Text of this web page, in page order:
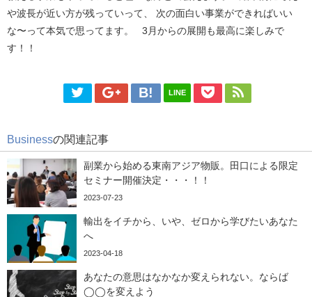
や波長が近い方が残っていって、 次の面白い事業ができればいい
な〜って本気で思ってます。 3月からの展開も最高に楽しみで
す！！
LINE
Businessの関連記事
副業から始める東南アジア物販。田口による限定
セミナー開催決定・・・！！
2023-07-23
輸出をイチから、いや、ゼロから学びたいあなた
へ
2023-04-18
あなたの意思はなかなか変えられない。ならば
◯◯を変えよう